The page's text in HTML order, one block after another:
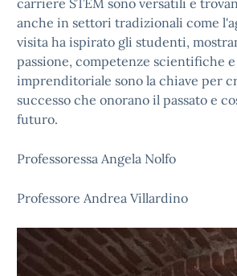
carriere STEM sono versatili e
anche in settori tradizionali come
visita ha ispirato gli studenti,
passione, competenze scientifiche
imprenditoriale sono la chiave per
successo che onorano il passato e
futuro.
Professoressa Angela Nolfo
Professore Andrea Villardino